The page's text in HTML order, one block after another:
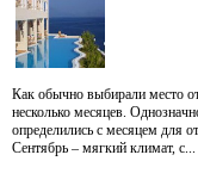
Как обычно выбирали место
несколько месяцев.
определились с месяцем для
Сентябрь – мягкий климат, с...